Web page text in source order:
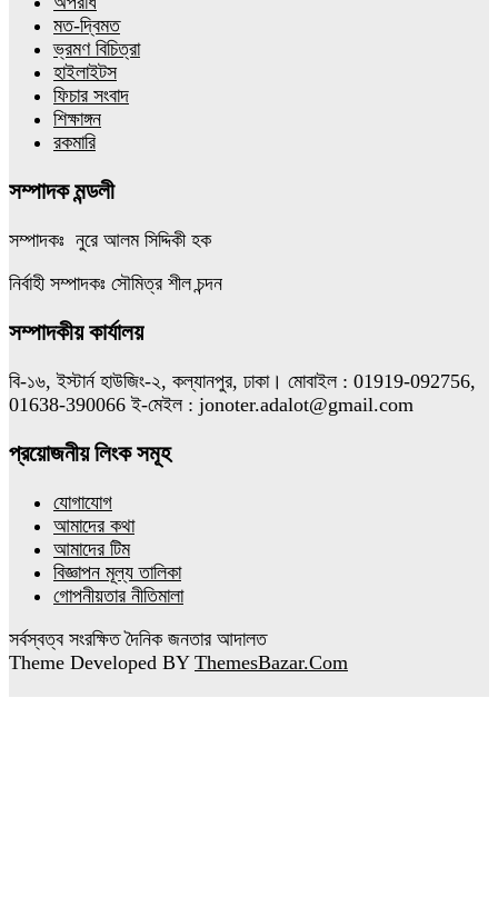
মত-দ্বিমত
ভ্রমণ বিচিত্রা
হাইলাইটস
ফিচার সংবাদ
শিক্ষাঙ্গন
রকমারি
সম্পাদক মন্ডলী
সম্পাদকঃ নুরে আলম সিদ্দিকী হক
নির্বাহী সম্পাদকঃ সৌমিত্র শীল চন্দন
সম্পাদকীয় কার্যালয়
বি-১৬, ইস্টার্ন হাউজিং-২, কল্যানপুর, ঢাকা। মোবাইল : 01919-092756,
01638-390066 ই-মেইল : jonoter.adalot@gmail.com
প্রয়োজনীয় লিংক সমূহ
যোগাযোগ
আমাদের কথা
আমাদের টিম
বিজ্ঞাপন মূল্য তালিকা
গোপনীয়তার নীতিমালা
সর্বস্বত্ব সংরক্ষিত দৈনিক জনতার আদালত
Theme Developed BY ThemesBazar.Com